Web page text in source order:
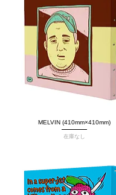
クイックビュー
MELVIN (410mm×410mm)
在庫なし